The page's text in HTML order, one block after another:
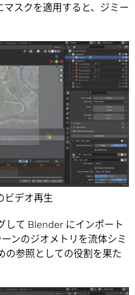
スクを適用すると、ジミー
ビデオ再生
して Blender にインポート
ンのジオメトリを流体シミ
の参照としての役割を果た